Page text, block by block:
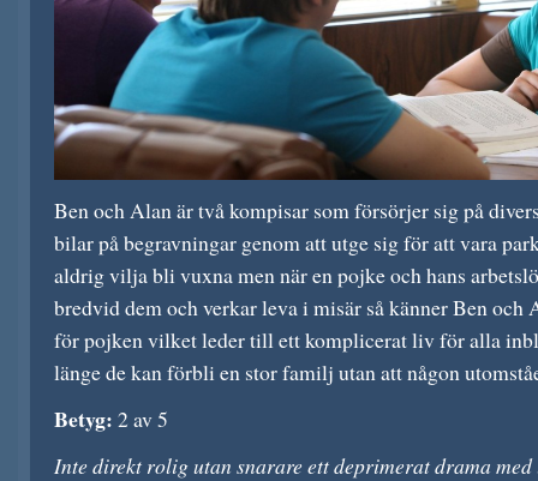
Ben och Alan är två kompisar som försörjer sig på
bilar på begravningar genom att utge sig för att vara
aldrig vilja bli vuxna men när en pojke och hans
bredvid dem och verkar leva i misär så känner Ben och
för pojken vilket leder till ett komplicerat liv för alla
länge de kan förbli en stor familj utan att någon
Betyg: 2 av 5
Inte direkt rolig utan snarare ett deprimerat drama